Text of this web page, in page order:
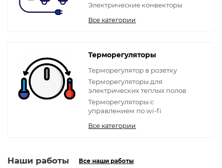
Электрические конвекторы
Все категории
Терморегуляторы
Терморегулятор в розетку
Терморегуляторы для
электрических теплых полов
Терморегуляторы с
управлением по wi-fi
Все категории
Наши работы Все наши работы